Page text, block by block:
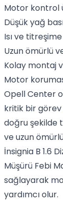
Motor kontrol
Düşük yağ
Isı ve titreşime
Uzun ömürlü
Kolay montaj
Motor
Opell Center
kritik bir görev
doğru şekilde
ve uzun
İnsignia B 1.6
Müşürü Febi
sağlayarak
yardımcı olur.